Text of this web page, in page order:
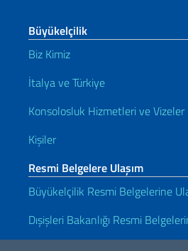
Büyükelçilik
Biz Kimiz
İtalya ve Türkiye
Konsolosluk Hizmetleri ve Vizeler
Kişiler
Resmi Belgelere Ulaşım
Büyükelçilik Resmi Belgelerine
Dışişleri Bakanlığı Resmi